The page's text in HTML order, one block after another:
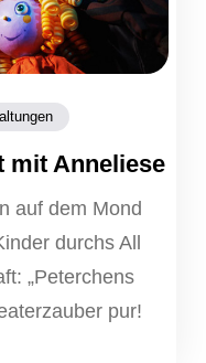
mit Anneliese
auf dem Mond
durchs All
„Peterchens
pur!